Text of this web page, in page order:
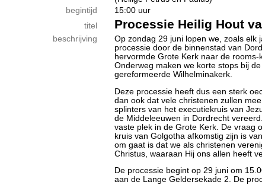
begintijd
15:00 uur
titel
Processie Heilig Hout
beschrijving
Op zondag 29 juni lopen we, zoals elk
processie door de binnenstad van
hervormde Grote Kerk naar de rooms-
Onderweg maken we korte stops bij
gereformeerde Wilhelminakerk.
Deze processie heeft dus een sterk
dan ook dat vele christenen zullen
splinters van het executiekruis van
de Middeleeuwen in Dordrecht
vaste plek in de Grote Kerk. De vraag
kruis van Golgotha afkomstig zijn is
om gaat is dat we als christenen
Christus, waaraan Hij ons allen heeft
De processie begint op 29 juni om
aan de Lange Geldersekade 2. De